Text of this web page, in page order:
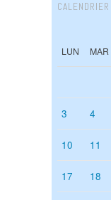
LUN MAR
3 4
10 11
17 18